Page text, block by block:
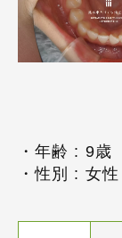
・年齢 : 9歳
・性別 : 女性